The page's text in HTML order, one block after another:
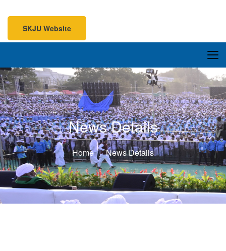
SKJU Website
SKJU Website
News Details
Home News Details